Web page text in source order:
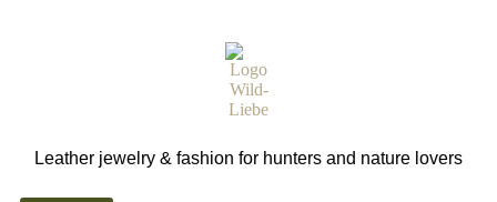
Leather jewelry & fashion for hunters and nature lovers